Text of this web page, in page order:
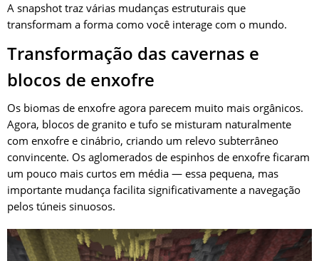
A snapshot traz várias mudanças estruturais que
transformam a forma como você interage com o mundo.
Transformação das cavernas e
blocos de enxofre
Os biomas de enxofre agora parecem muito mais orgânicos.
Agora, blocos de granito e tufo se misturam naturalmente
com enxofre e cinábrio, criando um relevo subterrâneo
convincente. Os aglomerados de espinhos de enxofre ficaram
um pouco mais curtos em média — essa pequena, mas
importante mudança facilita significativamente a navegação
pelos túneis sinuosos.